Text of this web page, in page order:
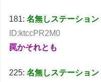
181:名無しステーション
ID:ktccPR2M0
罠かそれとも
225:名無しステーション